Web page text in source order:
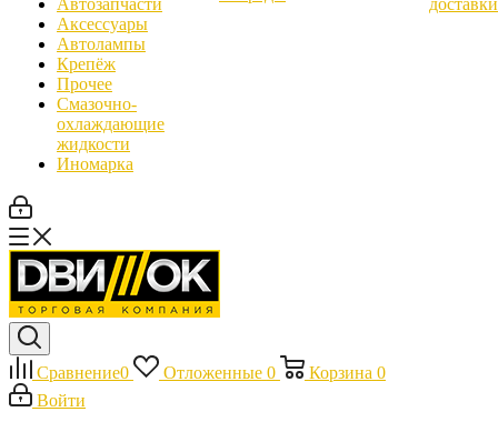
Автозапчасти
Аксессуары
Автолампы
Крепёж
Прочее
Смазочно-
охлаждающие
жидкости
Иномарка
доставки
Сравнение0 Отложенные 0 Корзина 0
Войти